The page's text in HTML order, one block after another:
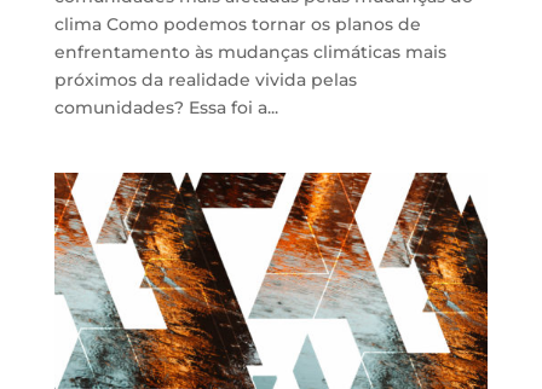
clima Como podemos tornar os planos de
enfrentamento às mudanças climáticas mais
próximos da realidade vivida pelas
comunidades? Essa foi a...